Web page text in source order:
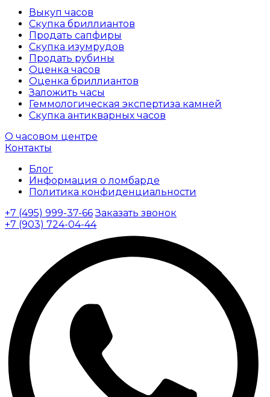
Выкуп часов
Скупка бриллиантов
Продать сапфиры
Скупка изумрудов
Продать рубины
Оценка часов
Оценка бриллиантов
Заложить часы
Геммологическая экспертиза камней
Скупка антикварных часов
О часовом центре
Контакты
Блог
Информация о ломбарде
Политика конфиденциальности
+7 (495) 999-37-66 Заказать звонок
+7 (903) 724-04-44